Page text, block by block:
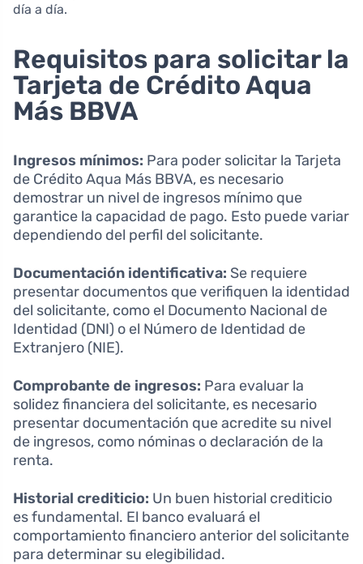
día a día.
Requisitos para solicitar la
Tarjeta de Crédito Aqua
Más BBVA
Ingresos mínimos: Para poder solicitar la Tarjeta
de Crédito Aqua Más BBVA, es necesario
demostrar un nivel de ingresos mínimo que
garantice la capacidad de pago. Esto puede variar
dependiendo del perfil del solicitante.
Documentación identificativa: Se requiere
presentar documentos que verifiquen la identidad
del solicitante, como el Documento Nacional de
Identidad (DNI) o el Número de Identidad de
Extranjero (NIE).
Comprobante de ingresos: Para evaluar la
solidez financiera del solicitante, es necesario
presentar documentación que acredite su nivel
de ingresos, como nóminas o declaración de la
renta.
Historial crediticio: Un buen historial crediticio
es fundamental. El banco evaluará el
comportamiento financiero anterior del solicitante
para determinar su elegibilidad.